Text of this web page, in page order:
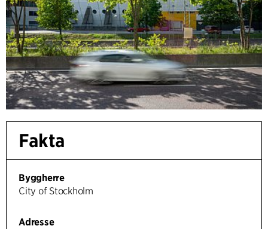
Fakta
Byggherre
City of Stockholm
Adresse